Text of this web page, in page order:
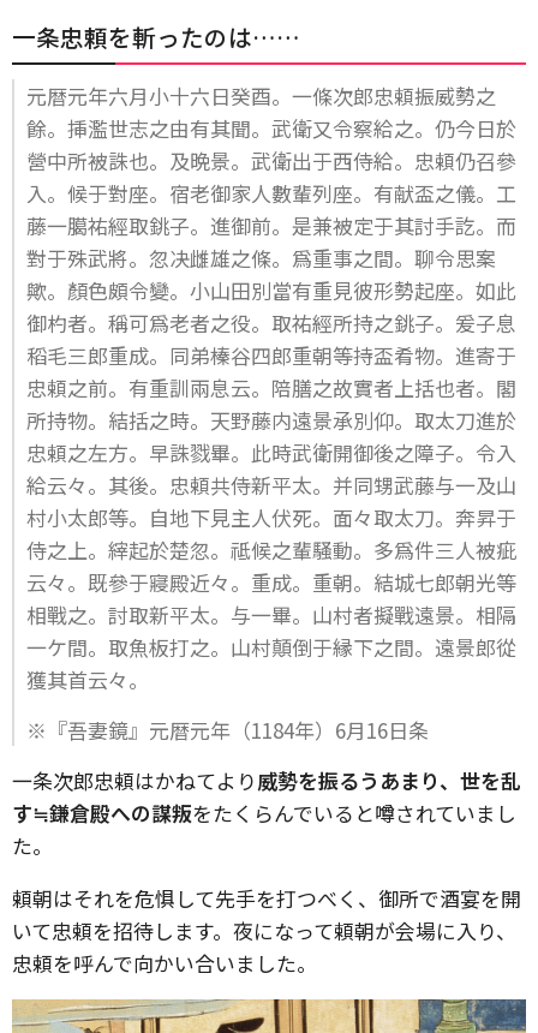
一条忠頼を斬ったのは……
元暦元年六月小十六日癸酉。一條次郎忠頼振威勢之
餘。挿濫世志之由有其聞。武衛又令察給之。仍今日於
營中所被誅也。及晩景。武衛出于西侍給。忠頼仍召參
入。候于對座。宿老御家人數輩列座。有献盃之儀。工
藤一臈祐經取銚子。進御前。是兼被定于其討手訖。而
對于殊武將。忽决雌雄之條。爲重事之間。聊令思案
歟。顏色頗令變。小山田別當有重見彼形勢起座。如此
御杓者。稱可爲老者之役。取祐經所持之銚子。爰子息
稻毛三郎重成。同弟榛谷四郎重朝等持盃肴物。進寄于
忠頼之前。有重訓兩息云。陪膳之故實者上括也者。閣
所持物。結括之時。天野藤内遠景承別仰。取太刀進於
忠頼之左方。早誅戮畢。此時武衛開御後之障子。令入
給云々。其後。忠頼共侍新平太。并同甥武藤与一及山
村小太郎等。自地下見主人伏死。面々取太刀。奔昇于
侍之上。縡起於楚忽。祗候之輩騒動。多爲件三人被疵
云々。既參于寢殿近々。重成。重朝。結城七郎朝光等
相戰之。討取新平太。与一畢。山村者擬戰遠景。相隔
一ケ間。取魚板打之。山村顛倒于縁下之間。遠景郎從
獲其首云々。
※『吾妻鏡』元暦元年（1184年）6月16日条
一条次郎忠頼はかねてより威勢を振るうあまり、世を乱
す≒鎌倉殿への謀叛をたくらんでいると噂されていまし
た。
頼朝はそれを危惧して先手を打つべく、御所で酒宴を開
いて忠頼を招待します。夜になって頼朝が会場に入り、
忠頼を呼んで向かい合いました。